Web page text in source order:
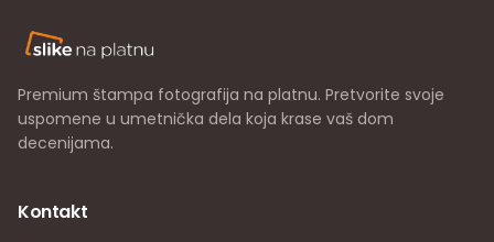
Premium štampa fotografija na platnu. Pretvorite svoje
uspomene u umetnička dela koja krase vaš dom
decenijama.
Kontakt